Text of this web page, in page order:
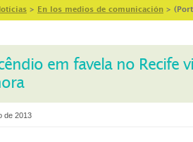
> En los medios de comunicación >
em favela no Recife
de 2013